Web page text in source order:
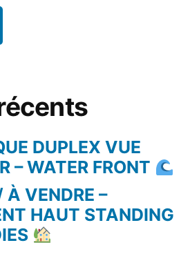
DUPLEX VUE
– WATER FRONT
À VENDRE –
HAUT STANDING